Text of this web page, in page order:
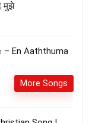
मुझे
En Aaththuma
More Songs